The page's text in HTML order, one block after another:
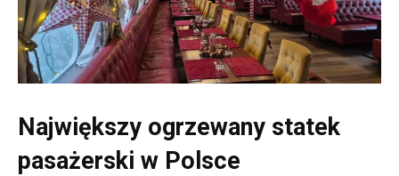
Największy ogrzewany statek
pasażerski w Polsce